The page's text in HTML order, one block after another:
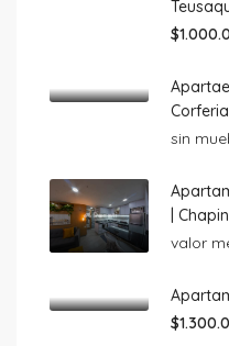
sin
|
valor